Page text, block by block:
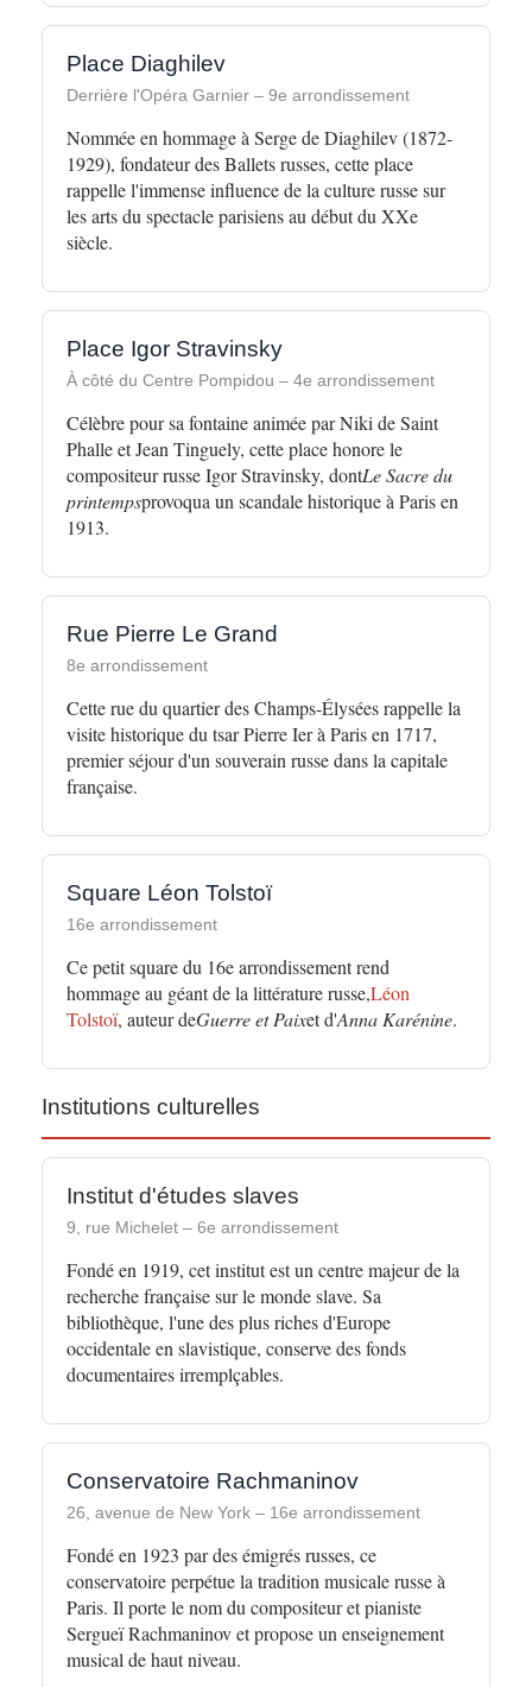
Place Diaghilev
Derrière l'Opéra Garnier – 9e arrondissement
Nommée en hommage à Serge de Diaghilev (1872-
1929), fondateur des Ballets russes, cette place
rappelle l'immense influence de la culture russe sur
les arts du spectacle parisiens au début du XXe
siècle.
Place Igor Stravinsky
À côté du Centre Pompidou – 4e arrondissement
Célèbre pour sa fontaine animée par Niki de Saint
Phalle et Jean Tinguely, cette place honore le
compositeur russe Igor Stravinsky, dontLe Sacre du
printempsprovoqua un scandale historique à Paris en
1913.
Rue Pierre Le Grand
8e arrondissement
Cette rue du quartier des Champs-Élysées rappelle la
visite historique du tsar Pierre Ier à Paris en 1717,
premier séjour d'un souverain russe dans la capitale
française.
Square Léon Tolstoï
16e arrondissement
Ce petit square du 16e arrondissement rend
hommage au géant de la littérature russe,Léon
Tolstoï, auteur deGuerre et Paixet d'Anna Karénine.
Institutions culturelles
Institut d'études slaves
9, rue Michelet – 6e arrondissement
Fondé en 1919, cet institut est un centre majeur de la
recherche française sur le monde slave. Sa
bibliothèque, l'une des plus riches d'Europe
occidentale en slavistique, conserve des fonds
documentaires irremplçables.
Conservatoire Rachmaninov
26, avenue de New York – 16e arrondissement
Fondé en 1923 par des émigrés russes, ce
conservatoire perpétue la tradition musicale russe à
Paris. Il porte le nom du compositeur et pianiste
Sergueï Rachmaninov et propose un enseignement
musical de haut niveau.